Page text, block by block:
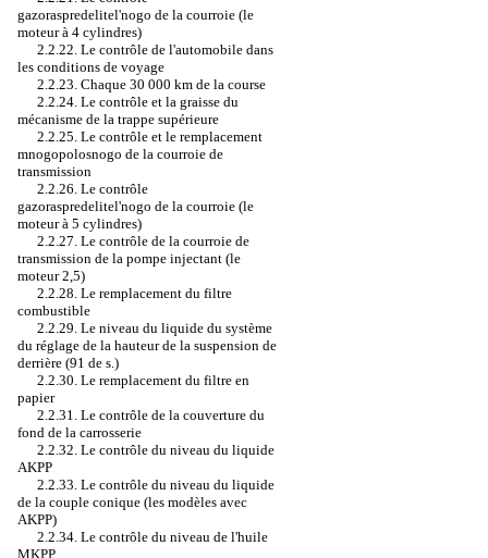
gazoraspredelitel'nogo de la courroie (le
moteur à 4 cylindres)
2.2.22. Le contrôle de l'automobile dans
les conditions de voyage
2.2.23. Chaque 30 000 km de la course
2.2.24. Le contrôle et la graisse du
mécanisme de la trappe supérieure
2.2.25. Le contrôle et le remplacement
mnogopolosnogo de la courroie de
transmission
2.2.26. Le contrôle
gazoraspredelitel'nogo de la courroie (le
moteur à 5 cylindres)
2.2.27. Le contrôle de la courroie de
transmission de la pompe injectant (le
moteur 2,5)
2.2.28. Le remplacement du filtre
combustible
2.2.29. Le niveau du liquide du système
du réglage de la hauteur de la suspension de
derrière (91 de s.)
2.2.30. Le remplacement du filtre en
papier
2.2.31. Le contrôle de la couverture du
fond de la carrosserie
2.2.32. Le contrôle du niveau du liquide
AKPP
2.2.33. Le contrôle du niveau du liquide
de la couple conique (les modèles avec
AKPP)
2.2.34. Le contrôle du niveau de l'huile
MKPP